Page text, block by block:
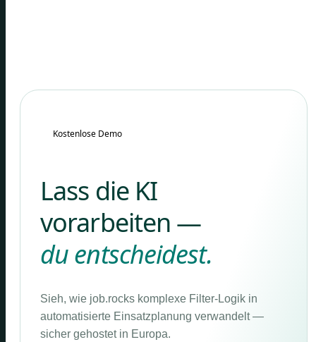
Kostenlose Demo
Lass die KI
vorarbeiten —
du entscheidest.
Sieh, wie job.rocks komplexe Filter-Logik in
automatisierte Einsatzplanung verwandelt —
sicher gehostet in Europa.